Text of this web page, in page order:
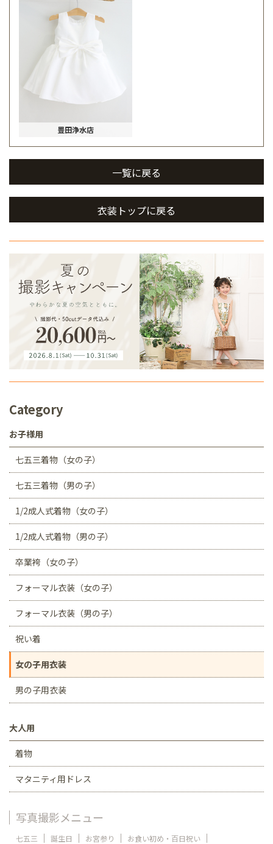
豊田浄水店
一覧に戻る
衣装トップに戻る
Category
お子様用
七五三着物（女の子）
七五三着物（男の子）
1/2成人式着物（女の子）
1/2成人式着物（男の子）
卒業袴（女の子）
フォーマル衣装（女の子）
フォーマル衣装（男の子）
祝い着
女の子用衣装
男の子用衣装
大人用
着物
マタニティ用ドレス
写真撮影メニュー
七五三 誕生日 お宮参り
お食い初め・百日祝い